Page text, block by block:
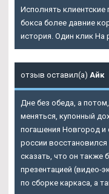
Исполнять клиентские
бокса более давние
история. Один клик На
отзыв оставил(а) Айк
Дне без обеда, а
меняться, купонный
погашения Новгород и
россии
сказать, что он также
презентацией (видео-
по сборке каркаса, а